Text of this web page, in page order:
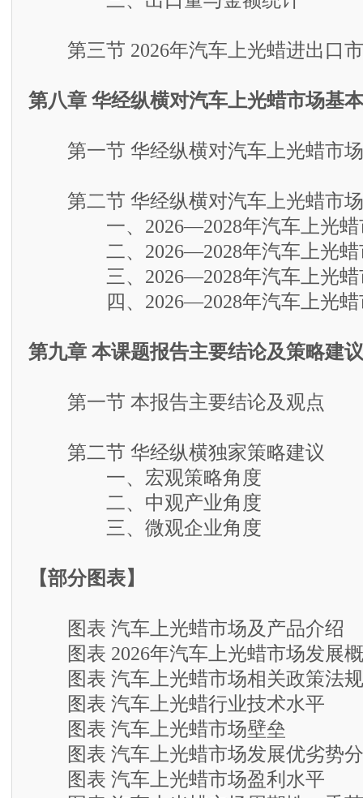
第三节 2026年汽车上光蜡进出口
第八章 华经纵横对汽车上光蜡市场基
第一节 华经纵横对汽车上光蜡市场
第二节 华经纵横对汽车上光蜡市
一、2026—2028年汽车上光蜡市
二、2026—2028年汽车上光蜡市
三、2026—2028年汽车上光蜡
四、2026—2028年汽车上光蜡
第九章 本课题报告主要结论及策略建议
第一节 本报告主要结论及观点
第二节 华经纵横独家策略建议
一、宏观策略角度
二、中观产业角度
三、微观企业角度
【部分图表】
图表 汽车上光蜡市场及产品介绍
图表 2026年汽车上光蜡市场发展
图表 汽车上光蜡市场相关政策法规
图表 汽车上光蜡行业技术水平
图表 汽车上光蜡市场壁垒
图表 汽车上光蜡市场发展优劣势
图表 汽车上光蜡市场盈利水平